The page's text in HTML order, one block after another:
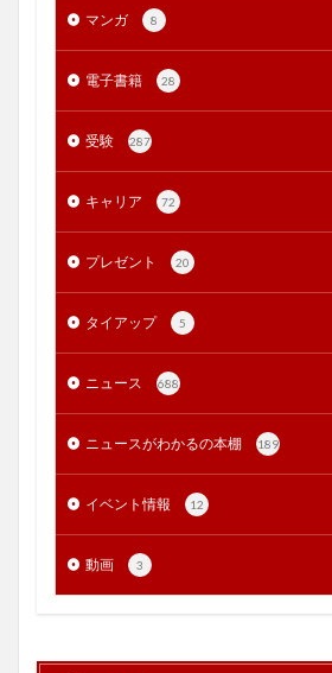
マンガ 8
電子書籍 28
受験 287
キャリア 72
プレゼント 20
タイアップ 5
ニュース 688
ニュースがわかるの本棚 189
イベント情報 12
動画 3